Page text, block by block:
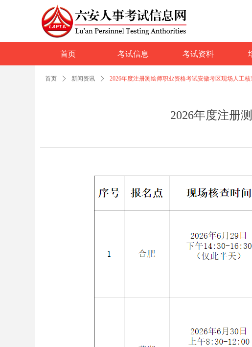
首页 考试信息 考试资料
2026年度注册
首页 ꄲ 新闻资讯 ꄲ 2026年度注册测绘师职业资格考试安徽考区现场人工核